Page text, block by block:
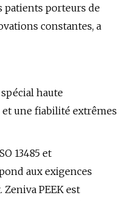
patients porteurs de
constantes, a
haute
une fiabilité extrêmes
13485 et
aux exigences
PEEK est